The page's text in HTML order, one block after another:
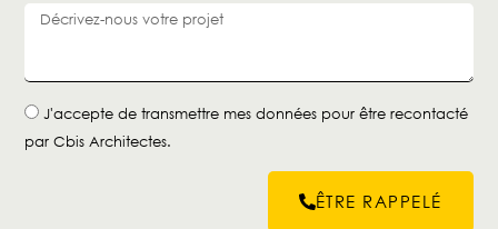
J'accepte de transmettre mes données pour être recontacté
par Cbis Architectes.
ÊTRE RAPPELÉ